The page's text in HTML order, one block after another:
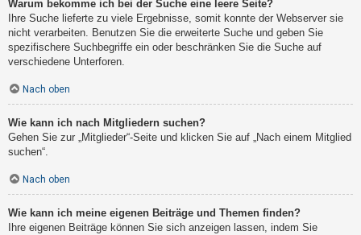
Warum bekomme ich bei der Suche eine leere Seite?
Ihre Suche lieferte zu viele Ergebnisse, somit konnte der Webserver sie
nicht verarbeiten. Benutzen Sie die erweiterte Suche und geben Sie
spezifischere Suchbegriffe ein oder beschränken Sie die Suche auf
verschiedene Unterforen.
Nach oben
Wie kann ich nach Mitgliedern suchen?
Gehen Sie zur „Mitglieder“-Seite und klicken Sie auf „Nach einem Mitglied
suchen“.
Nach oben
Wie kann ich meine eigenen Beiträge und Themen finden?
Ihre eigenen Beiträge können Sie sich anzeigen lassen, indem Sie